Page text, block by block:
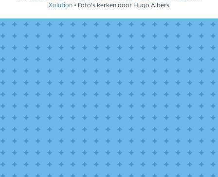
Xolution • Foto's kerken door Hugo Albers